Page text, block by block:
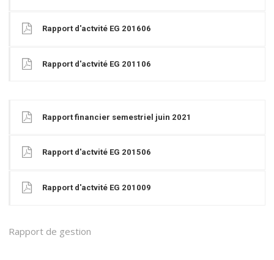
Rapport d'actvité EG 201606
Rapport d'actvité EG 201106
Rapport financier semestriel juin 2021
Rapport d'actvité EG 201506
Rapport d'actvité EG 201009
Rapport de gestion